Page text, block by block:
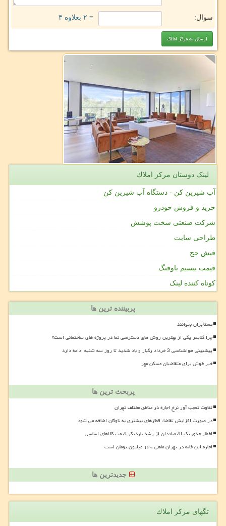
سوال: = ۲ بعلاوه ۳
لینک دوستان مركز املاك
آب شیرین کن - دستگاه آب شیرین کن
خرید و فروش خودرو
شرکت صنعتی سخت پوشش
طراحی سایت
فیش حج
قیمت بیسیم باوفنگ
کوتاه کننده لینک
پربیننده ترین ها
مستأجران بخوانند
چرا کلایمر یکی از بهترین روش های دسترسی نما در پروژه های ساختمانی است؟
پیشبینی هواشناسی 3 خرداد رگبار و باد شدید تا روز سه شنبه ادامه دارد
خبر خوش برای متقاضیان مسکن مهر
پربحث ترین ها
تفاوت تعجب آور نرخ اجاره در مناطق مختلف تهران
در صورت افزایش تقاضا، قطارهای بیشتری به ناوگان اضافه می شود
اخطار جدی یک اقتصاددان از رشد باردیگر قیمت کالاهای اساسی
اجاره این خانه در تهران ماهی ۱۲۰ میلیون تومان است
جدیدترین ها
تگهای مركز املاك